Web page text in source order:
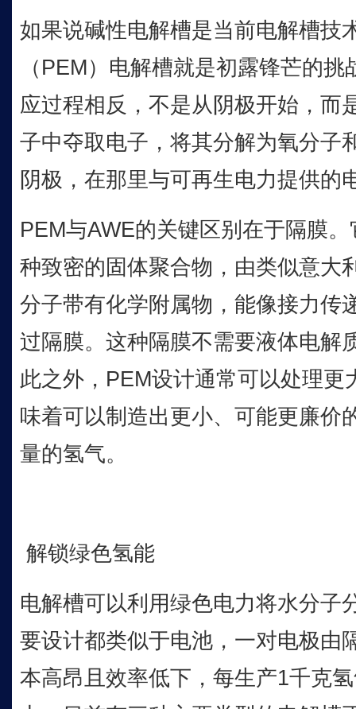
如果说碱性电解槽是当前电解槽技
（PEM）电解槽就是初露锋芒的
应过程相反，不是从阴极开始，而
子中夺取电子，将其分解为氧分子
阴极，在那里与可再生电力提供的
PEM与AWE的关键区别在于隔膜
种致密的固体聚合物，由类似意大
分子带有化学附属物，能像接力传
过隔膜。这种隔膜不需要液体电解
此之外，PEM设计通常可以处理
味着可以制造出更小、可能更廉价
量的氢气。
解锁绿色氢能
电解槽可以利用绿色电力将水分子
要设计都类似于电池，一对电极由
本高昂且效率低下，每生产1千克